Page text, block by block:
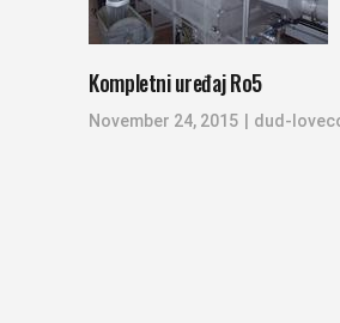
Kompletni uređaj Ro5
November 24, 2015 dud-